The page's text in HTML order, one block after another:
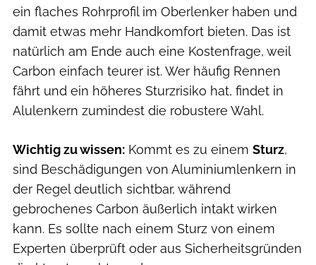
ein flaches Rohrprofil im Oberlenker haben und
damit etwas mehr Handkomfort bieten. Das ist
natürlich am Ende auch eine Kostenfrage, weil
Carbon einfach teurer ist. Wer häufig Rennen
fährt und ein höheres Sturzrisiko hat, findet in
Alulenkern zumindest die robustere Wahl.
Wichtig zu wissen: Kommt es zu einem Sturz,
sind Beschädigungen von Aluminiumlenkern in
der Regel deutlich sichtbar, während
gebrochenes Carbon äußerlich intakt wirken
kann. Es sollte nach einem Sturz von einem
Experten überprüft oder aus Sicherheitsgründen